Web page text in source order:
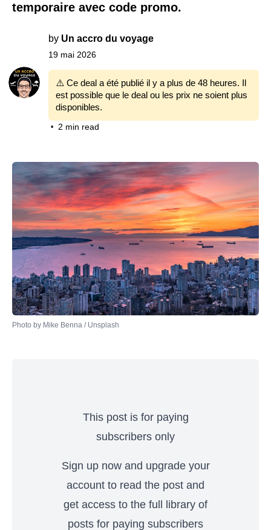
temporaire avec code promo.
by Un accro du voyage
19 mai 2026
⚠️ Ce deal a été publié il y a plus de 48 heures. Il
est possible que le deal ou les prix ne soient plus
disponibles.
• 2 min read
Photo by Mike Benna / Unsplash
This post is for paying
subscribers only
Sign up now and upgrade your
account to read the post and
get access to the full library of
posts for paying subscribers